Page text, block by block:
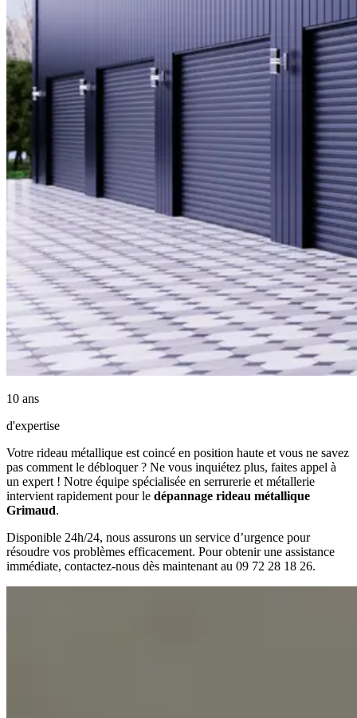
10 ans
d'expertise
Votre rideau métallique est coincé en position haute et vous ne savez
pas comment le débloquer ? Ne vous inquiétez plus, faites appel à
un expert ! Notre équipe spécialisée en serrurerie et métallerie
intervient rapidement pour le dépannage rideau métallique
Grimaud.
Disponible 24h/24, nous assurons un service d’urgence pour
résoudre vos problèmes efficacement. Pour obtenir une assistance
immédiate, contactez-nous dès maintenant au 09 72 28 18 26.